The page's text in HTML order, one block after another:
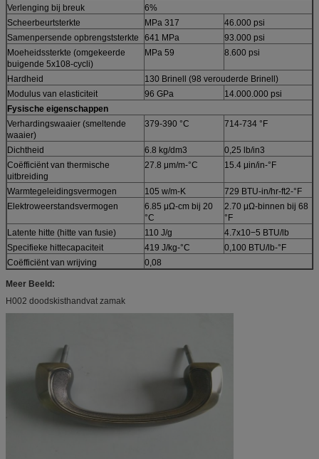
Verlenging bij breuk
6%
Scheerbeurtsterkte
MPa 317
46.000 psi
Samenpersende opbrengststerkte
641 MPa
93.000 psi
Moeheidssterkte (omgekeerde
buigende 5x108-cycli)
MPa 59 8.600 psi
Hardheid
130 Brinell (98 verouderde Brinell)
Modulus van elasticiteit
96 GPa
14.000.000 psi
Fysische eigenschappen
Verhardingswaaier (smeltende
waaier)
379-390 °C 714-734 °F
Dichtheid 6.8 kg/dm3
0,25 lb/in3
Coëfficiënt van thermische
uitbreiding
27.8 μm/m-°C 15.4 μin/in-°F
Warmtegeleidingsvermogen 105 w/m-K
729 BTU-in/hr-ft2-°F
Elektroweerstandsvermogen
6.85 μΩ-cm bij 20
°C
2.70 μΩ-binnen bij 68
°F
Latente hitte (hitte van fusie)
110 J/g
4.7x10−5 BTU/lb
Specifieke hittecapaciteit
419 J/kg-°C
0,100 BTU/lb-°F
Coëfficiënt van wrijving
0,08
Meer Beeld:
H002 doodskisthandvat zamak